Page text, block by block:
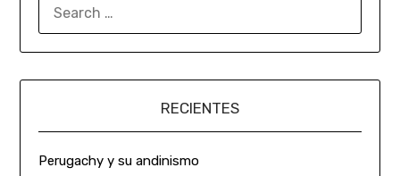
RECIENTES
Perugachy y su andinismo